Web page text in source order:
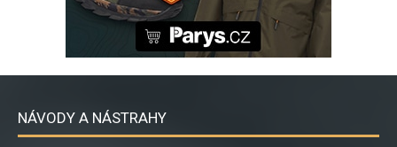
NÁVODY A NÁSTRAHY